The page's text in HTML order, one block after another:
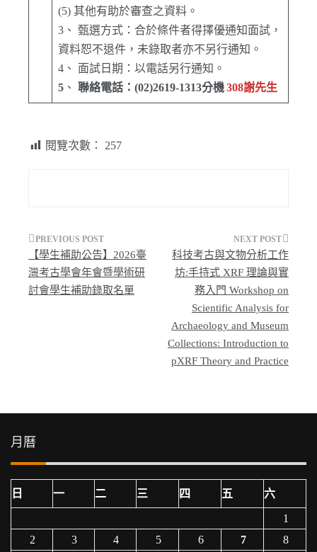
(5) 其他有助於審查之資料。
3、 甄選方式：合於條件者得擇優通知面試，
資料恕不退件，未錄取者亦不另行通知。
4、 面試日期：以電話另行通知。
5 、 聯絡電話：(02)2619-1313分機308謝先生
閱覽次數： 257
文
章
導
【學生補助公告】2026臺
灣考古學會年會暨學術研
討會學生補助錄取名單
科技考古與文物分析工作
坊:手持式 XRF 理論與實
務入門 Workshop on
Scientific Analysis for
Archaeology and Museum
Collections: Introduction to
pXRF Theory and Practice
月曆
日 一 二 三 四 五 六
1
2
3 4 5 6 7 8